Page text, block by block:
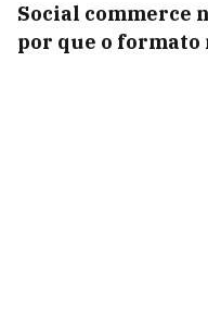
Social commerce
por que o formato